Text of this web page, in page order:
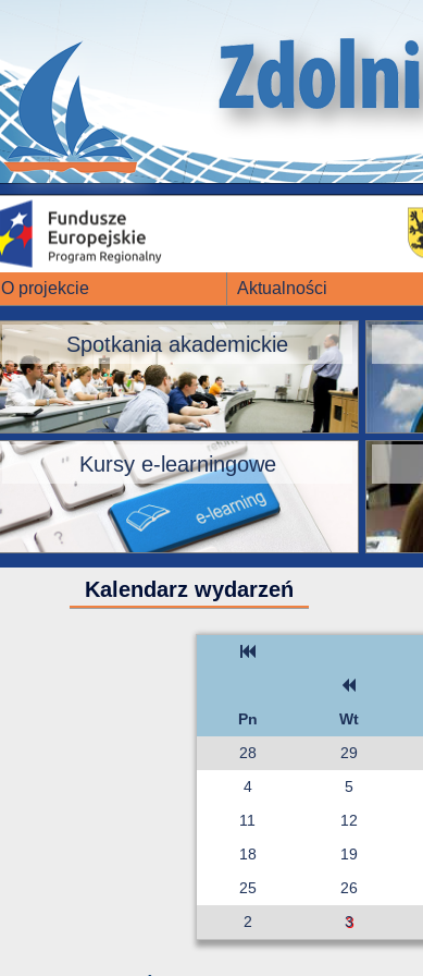
O projekcie Aktualności
Spotkania akademickie
Kursy e-learningowe
Kalendarz wydarzeń
Pn
Wt
28
29
4
5
11
12
18
19
25
26
2
3